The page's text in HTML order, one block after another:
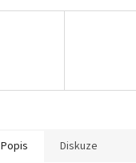
Popis Diskuze